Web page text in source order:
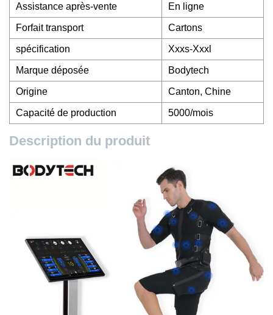
Assistance après-vente En ligne
Forfait transport Cartons
spécification Xxxs-Xxxl
Marque déposée Bodytech
Origine Canton, Chine
Capacité de production 5000/mois
Description du produit